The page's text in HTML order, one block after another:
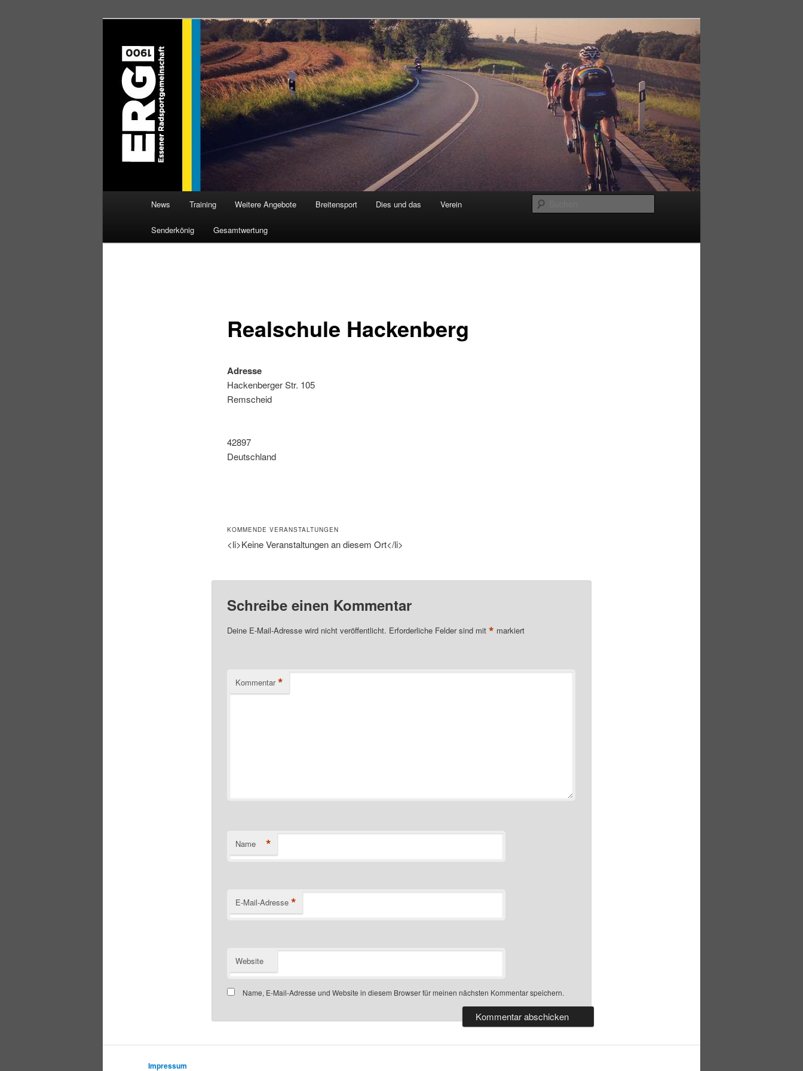
ERG 1900 e.V
Willkommen bei der Essener Radsportgemeinschaft
News Training Weitere Angebote Breitensport Dies und das Verein
Senderkönig Gesamtwertung
Realschule Hackenberg
Adresse
Hackenberger Str. 105
Remscheid
42897
Deutschland
KOMMENDE VERANSTALTUNGEN
<li>Keine Veranstaltungen an diesem Ort</li>
Schreibe einen Kommentar
Deine E-Mail-Adresse wird nicht veröffentlicht. Erforderliche Felder sind mit * markiert
Kommentar *
Name *
E-Mail-Adresse *
Website
Name, E-Mail-Adresse und Website in diesem Browser für meinen nächsten Kommentar speichern.
Impressum